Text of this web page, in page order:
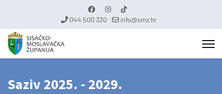
044 500 330 info@smz.hr
Saziv 2025. - 2029.